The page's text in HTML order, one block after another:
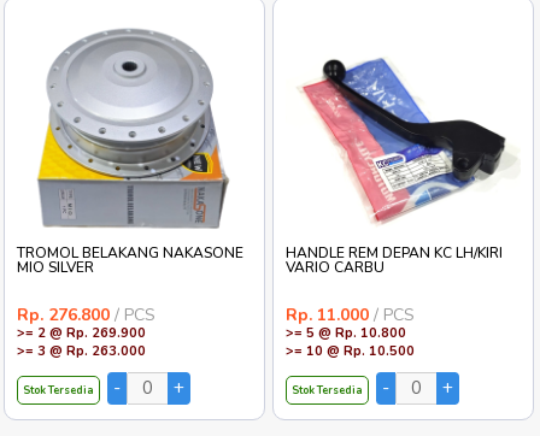
TROMOL BELAKANG NAKASONE
MIO SILVER
Rp. 276.800 / PCS
>= 2 @ Rp. 269.900
>= 3 @ Rp. 263.000
Stok Tersedia
HANDLE REM DEPAN KC LH/KIRI
VARIO CARBU
Rp. 11.000 / PCS
>= 5 @ Rp. 10.800
>= 10 @ Rp. 10.500
Stok Tersedia